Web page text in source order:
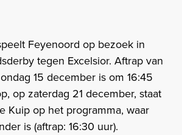
Feyenoord op bezoek in
tegen Excelsior. Aftrap van
15 december is om 16:45
op zaterdag 21 december, staat
Kuip op het programma, waar
is (aftrap: 16:30 uur).